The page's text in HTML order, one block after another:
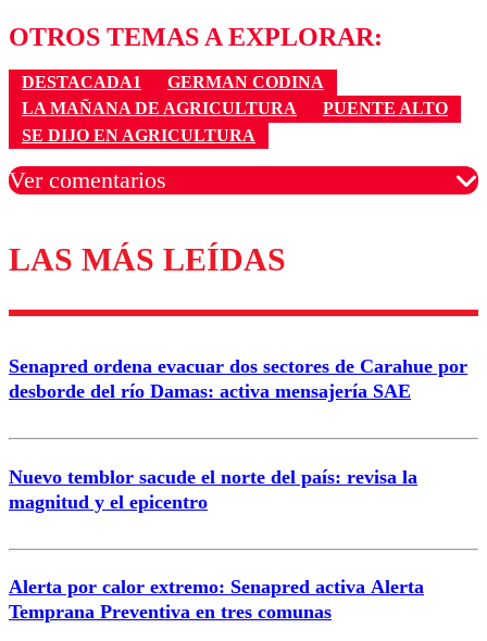
OTROS TEMAS A EXPLORAR:
DESTACADA1
GERMAN CODINA
LA MAÑANA DE AGRICULTURA
PUENTE ALTO
SE DIJO EN AGRICULTURA
Ver comentarios
Los comentarios son moderados para garantizar un
diálogo respetuoso.
Correo
LAS MÁS LEÍDAS
Senapred ordena evacuar dos sectores de Carahue por
desborde del río Damas: activa mensajería SAE
Nuevo temblor sacude el norte del país: revisa la
magnitud y el epicentro
Alerta por calor extremo: Senapred activa Alerta
Temprana Preventiva en tres comunas